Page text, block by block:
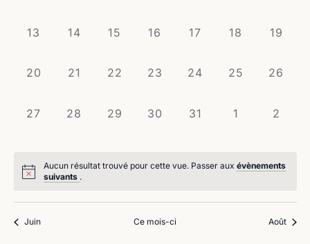
0
13
0
14
0
15
0
16
0
17
0
18
0
19
0
20
0
21
0
22
0
23
0
24
0
25
0
26
0
27
0
28
0
29
0
30
0
31
0
1
0
2
Aucun résultat trouvé pour cette vue. Passer aux évènements
suivants .
Juin Ce mois-ci Août